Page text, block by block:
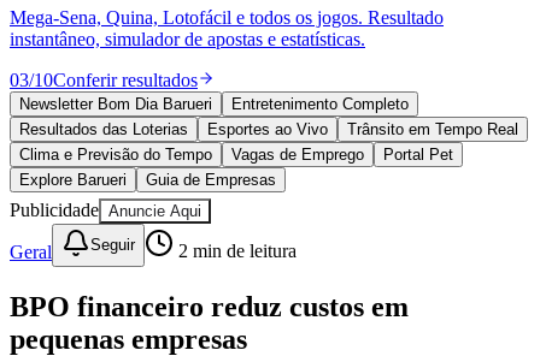
Política
Esportes
Saúde
Segurança
Cultura
Meio Ambiente
Obras
Educação
Bairros de Barueri
Selecione sua regiãoPara notícias da sua região
Mega-Sena, Quina, Lotofácil e todos os jogos. Resultado
instantâneo, simulador de apostas e estatísticas.
03/10Conferir resultados
Newsletter Bom Dia Barueri
Entretenimento Completo
Resultados das Loterias
Esportes ao Vivo
Trânsito em Tempo Real
Clima e Previsão do Tempo
Vagas de Emprego
Portal Pet
Explore Barueri
Guia de Empresas
Publicidade Anuncie Aqui
Geral Seguir 2 min de leitura
BPO financeiro reduz custos em
pequenas empresas